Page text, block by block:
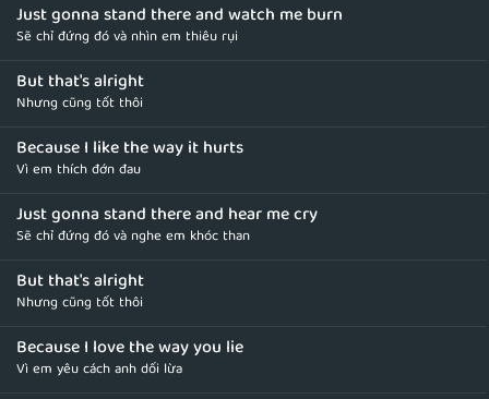
Just gonna stand there and watch me burn
Sẽ chỉ đứng đó và nhìn em thiêu rụi
But that's alright
Nhưng cũng tốt thôi
Because I like the way it hurts
Vì em thích đớn đau
Just gonna stand there and hear me cry
Sẽ chỉ đứng đó và nghe em khóc than
But that's alright
Nhưng cũng tốt thôi
Because I love the way you lie
Vì em yêu cách anh dối lừa